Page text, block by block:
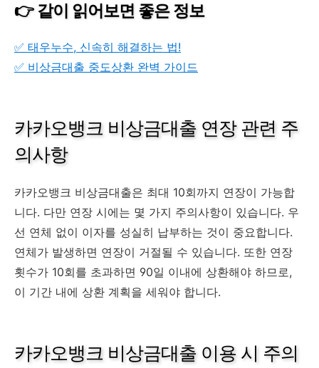
👉 같이 읽어보면 좋은 정보
✅ 태우누수, 신속히 해결하는 법!
✅ 비상금대출 중도상환 완벽 가이드
카카오뱅크 비상금대출 연장 관련 주
의사항
카카오뱅크 비상금대출은 최대 10회까지 연장이 가능합
니다. 다만 연장 시에는 몇 가지 주의사항이 있습니다. 우
선 연체 없이 이자를 성실히 납부하는 것이 중요합니다.
연체가 발생하면 연장이 거절될 수 있습니다. 또한 연장
횟수가 10회를 초과하면 90일 이내에 상환해야 하므로,
이 기간 내에 상환 계획을 세워야 합니다.
카카오뱅크 비상금대출 이용 시 주의